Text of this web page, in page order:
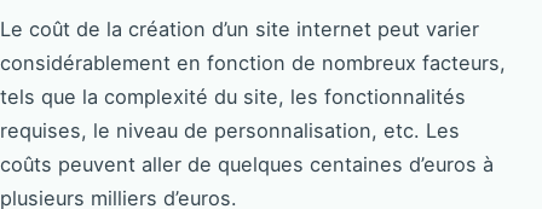
Le coût de la création d’un site internet peut varier
considérablement en fonction de nombreux facteurs,
tels que la complexité du site, les fonctionnalités
requises, le niveau de personnalisation, etc. Les
coûts peuvent aller de quelques centaines d’euros à
plusieurs milliers d’euros.